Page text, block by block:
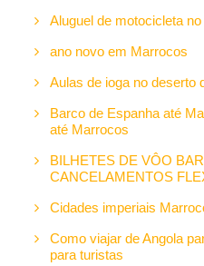
Aluguel de motocicleta
ano novo em Marrocos
Aulas de ioga no deserto
Barco de Espanha até
até Marrocos
BILHETES DE VÔO
CANCELAMENTOS
Cidades imperiais
Como viajar de Angola
para turistas